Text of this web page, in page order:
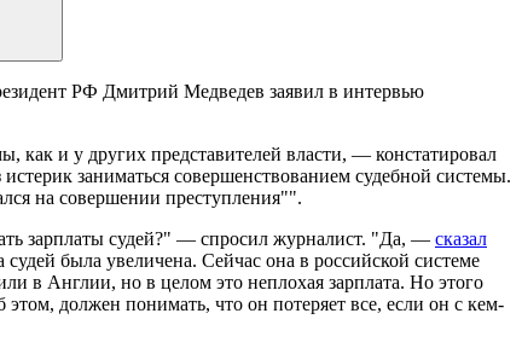
РФ Дмитрий Медведев заявил в интервью
как и у других представителей власти, — констатировал
заниматься совершенствованием судебной системы.
на совершении преступления"".
зарплаты судей?" — спросил журналист. "Да, — сказал
была увеличена. Сейчас она в российской системе
в Англии, но в целом это неплохая зарплата. Но этого
должен понимать, что он потеряет все, если он с кем-